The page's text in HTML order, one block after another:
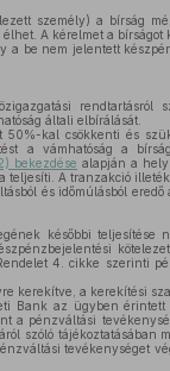
személy) a bírság
A kérelmet a
a be nem jelentett
rendtartásról
általi elbírálását.
kal csökkenti és
a vámhatóság a
bekezdése alapján a
A tranzakció
és időmúlásból
későbbi teljesítése
4. cikke szerinti
kerekítve, a kerekítési
Bank az ügyben
a pénzváltási
szóló tájékoztatásában
tevékenységet